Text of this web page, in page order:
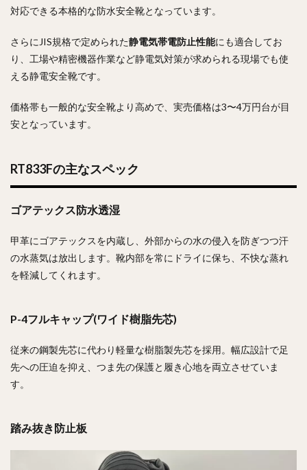
対応できる本格的な防水安全靴となっています。
さらにJIS規格で定められた静電気帯電防止性能にも適合してお
り、工場や精密機器作業など静電気対策が求められる現場でも使
える静電安全靴です。
価格帯も一般的な安全靴より高めで、実売価格は3〜4万円台が目
安となっています。
RT833Fの主なスペック
ゴアテックス防水透湿
甲革にゴアテックスを内蔵し、外部からの水の侵入を防ぎつつ汗
の水蒸気は放出します。靴内部を常にドライに保ち、不快な蒸れ
を軽減してくれます。
P-4フルキャップ(ワイド樹脂先芯)
従来の鋼製先芯に代わり軽量な樹脂製先芯を採用。幅広設計で足
先への圧迫を抑え、つま先の保護と履き心地を両立させていま
す。
踏み抜き防止板